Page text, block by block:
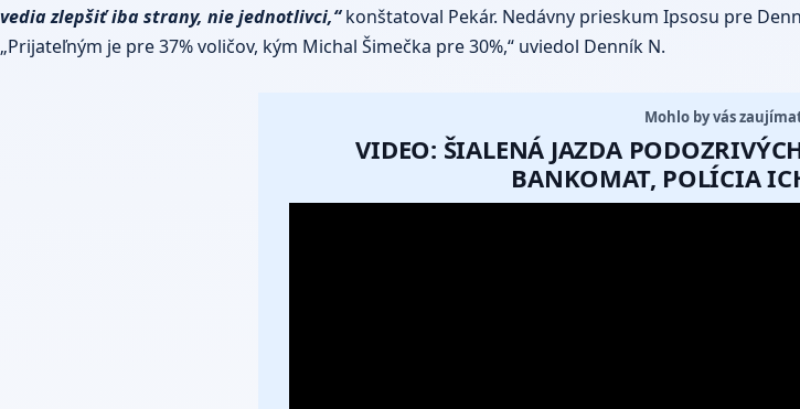
vedia zlepšiť iba strany, nie jednotlivci,“konštatoval Pekár. Nedávny prieskum Ipsosu pre
„Prijateľným je pre 37% voličov, kým Michal Šimečka pre 30%,“ uviedol Denník N.
Mohlo by vás
VIDEO: ŠIALENÁ JAZDA
BANKOMAT, POLÍCIA